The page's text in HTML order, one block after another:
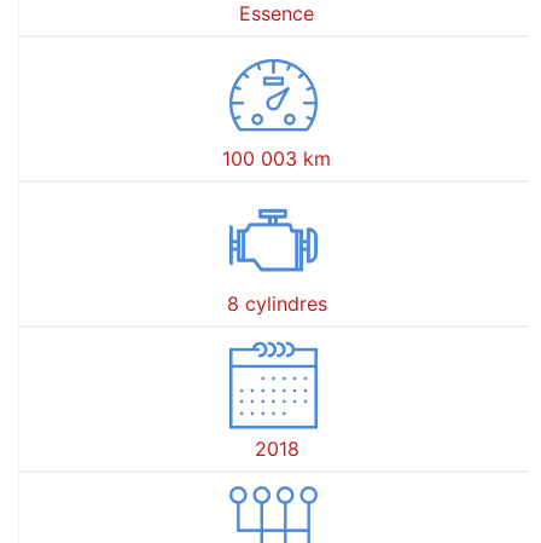
Essence
100 003 km
8 cylindres
2018